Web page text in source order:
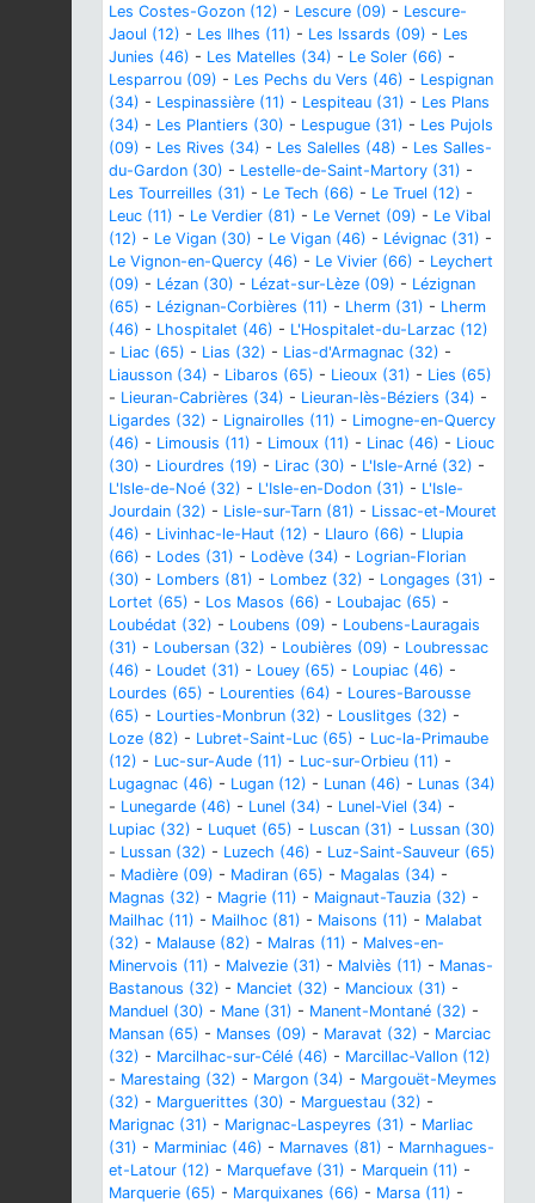
Les Costes-Gozon (12) - Lescure (09) - Lescure-
Jaoul (12) - Les Ilhes (11) - Les Issards (09) - Les
Junies (46) - Les Matelles (34) - Le Soler (66) -
Lesparrou (09) - Les Pechs du Vers (46) - Lespignan
(34) - Lespinassière (11) - Lespiteau (31) - Les Plans
(34) - Les Plantiers (30) - Lespugue (31) - Les Pujols
(09) - Les Rives (34) - Les Salelles (48) - Les Salles-
du-Gardon (30) - Lestelle-de-Saint-Martory (31) -
Les Tourreilles (31) - Le Tech (66) - Le Truel (12) -
Leuc (11) - Le Verdier (81) - Le Vernet (09) - Le Vibal
(12) - Le Vigan (30) - Le Vigan (46) - Lévignac (31) -
Le Vignon-en-Quercy (46) - Le Vivier (66) - Leychert
(09) - Lézan (30) - Lézat-sur-Lèze (09) - Lézignan
(65) - Lézignan-Corbières (11) - Lherm (31) - Lherm
(46) - Lhospitalet (46) - L'Hospitalet-du-Larzac (12)
- Liac (65) - Lias (32) - Lias-d'Armagnac (32) -
Liausson (34) - Libaros (65) - Lieoux (31) - Lies (65)
- Lieuran-Cabrières (34) - Lieuran-lès-Béziers (34) -
Ligardes (32) - Lignairolles (11) - Limogne-en-Quercy
(46) - Limousis (11) - Limoux (11) - Linac (46) - Liouc
(30) - Liourdres (19) - Lirac (30) - L'Isle-Arné (32) -
L'Isle-de-Noé (32) - L'Isle-en-Dodon (31) - L'Isle-
Jourdain (32) - Lisle-sur-Tarn (81) - Lissac-et-Mouret
(46) - Livinhac-le-Haut (12) - Llauro (66) - Llupia
(66) - Lodes (31) - Lodève (34) - Logrian-Florian
(30) - Lombers (81) - Lombez (32) - Longages (31) -
Lortet (65) - Los Masos (66) - Loubajac (65) -
Loubédat (32) - Loubens (09) - Loubens-Lauragais
(31) - Loubersan (32) - Loubières (09) - Loubressac
(46) - Loudet (31) - Louey (65) - Loupiac (46) -
Lourdes (65) - Lourenties (64) - Loures-Barousse
(65) - Lourties-Monbrun (32) - Louslitges (32) -
Loze (82) - Lubret-Saint-Luc (65) - Luc-la-Primaube
(12) - Luc-sur-Aude (11) - Luc-sur-Orbieu (11) -
Lugagnac (46) - Lugan (12) - Lunan (46) - Lunas (34)
- Lunegarde (46) - Lunel (34) - Lunel-Viel (34) -
Lupiac (32) - Luquet (65) - Luscan (31) - Lussan (30)
- Lussan (32) - Luzech (46) - Luz-Saint-Sauveur (65)
- Madière (09) - Madiran (65) - Magalas (34) -
Magnas (32) - Magrie (11) - Maignaut-Tauzia (32) -
Mailhac (11) - Mailhoc (81) - Maisons (11) - Malabat
(32) - Malause (82) - Malras (11) - Malves-en-
Minervois (11) - Malvezie (31) - Malviès (11) - Manas-
Bastanous (32) - Manciet (32) - Mancioux (31) -
Manduel (30) - Mane (31) - Manent-Montané (32) -
Mansan (65) - Manses (09) - Maravat (32) - Marciac
(32) - Marcilhac-sur-Célé (46) - Marcillac-Vallon (12)
- Marestaing (32) - Margon (34) - Margouët-Meymes
(32) - Marguerittes (30) - Marguestau (32) -
Marignac (31) - Marignac-Laspeyres (31) - Marliac
(31) - Marminiac (46) - Marnaves (81) - Marnhagues-
et-Latour (12) - Marquefave (31) - Marquein (11) -
Marquerie (65) - Marquixanes (66) - Marsa (11) -